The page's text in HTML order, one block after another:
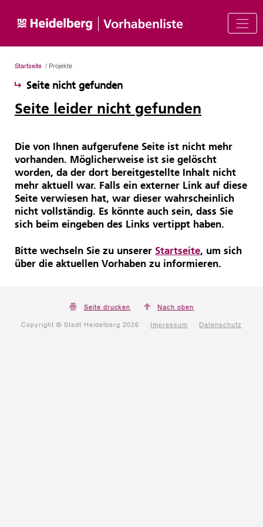
Startseite / Projekte
Seite nicht gefunden
Seite leider nicht gefunden
Die von Ihnen aufgerufene Seite ist nicht mehr
vorhanden. Möglicherweise ist sie gelöscht
worden, da der dort bereitgestellte Inhalt nicht
mehr aktuell war. Falls ein externer Link auf diese
Seite verwiesen hat, war dieser wahrscheinlich
nicht vollständig. Es könnte auch sein, dass Sie
sich beim eingeben des Links vertippt haben.
Bitte wechseln Sie zu unserer Startseite, um sich
über die aktuellen Vorhaben zu informieren.
Seite drucken Nach oben
Copyright © Stadt Heidelberg 2026 Impressum Datenschutz